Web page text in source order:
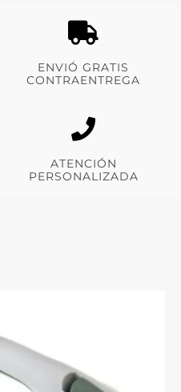
ENVIÓ GRATIS
CONTRAENTREGA
ATENCIÓN
PERSONALIZADA